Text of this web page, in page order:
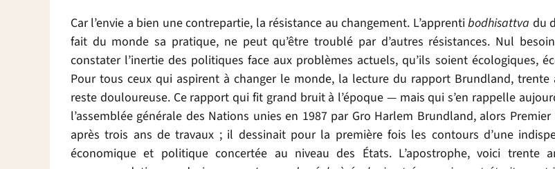
Car l’envie a bien une contrepartie, la résistance au changement. L’apprentibodhisattva du
fait du monde sa pratique, ne peut qu’être troublé par d’autres résistances. Nul
constater l’inertie des politiques face aux problèmes actuels, qu’ils soient écologiques,
Pour tous ceux qui aspirent à changer le monde, la lecture du rapport Brundland, trente
reste douloureuse. Ce rapport qui fit grand bruit à l’époque — mais qui s’en rappelle
l’assemblée générale des Nations unies en 1987 par Gro Harlem Brundland, alors
après trois ans de travaux ; il dessinait pour la première fois les contours d’une
économique et politique concertée au niveau des États. L’apostrophe, voici trente